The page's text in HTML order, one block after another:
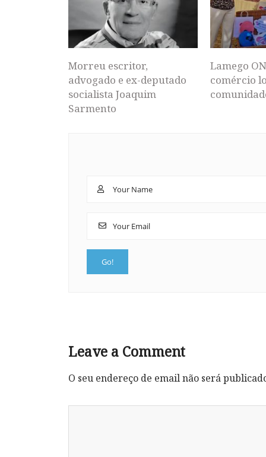
Morreu escritor,
advogado e ex-deputado
socialista Joaquim
Sarmento
Lamego
comércio
Leave a Comment
O seu endereço de email não será